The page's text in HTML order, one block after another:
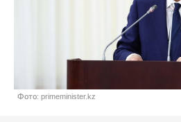
Фото: primeminister.kz